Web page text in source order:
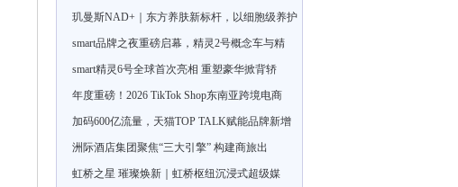
玑曼斯NAD+｜东方养肤新标杆，以细胞级养护
smart品牌之夜重磅启幕，精灵2号概念车与精
smart精灵6号全球首次亮相 重塑豪华掀背轿
年度重磅！2026 TikTok Shop东南亚跨境电商
加码600亿流量，天猫TOP TALK赋能品牌新增
洲际酒店集团聚焦“三大引擎” 构建商旅出
虹桥之星 璀璨焕新｜虹桥枢纽沉浸式超级媒